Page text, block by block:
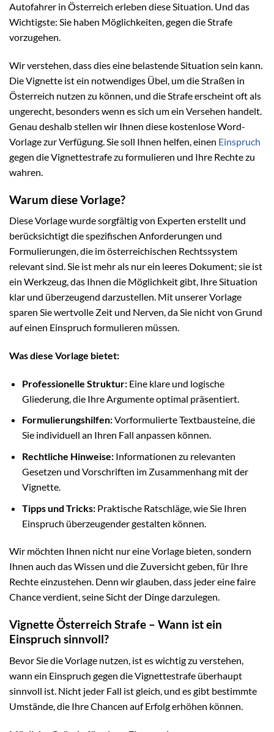
Autofahrer in Österreich erleben diese Situation. Und das
Wichtigste: Sie haben Möglichkeiten, gegen die Strafe
vorzugehen.
Wir verstehen, dass dies eine belastende Situation sein kann.
Die Vignette ist ein notwendiges Übel, um die Straßen in
Österreich nutzen zu können, und die Strafe erscheint oft als
ungerecht, besonders wenn es sich um ein Versehen handelt.
Genau deshalb stellen wir Ihnen diese kostenlose Word-
Vorlage zur Verfügung. Sie soll Ihnen helfen, einen Einspruch
gegen die Vignettestrafe zu formulieren und Ihre Rechte zu
wahren.
Warum diese Vorlage?
Diese Vorlage wurde sorgfältig von Experten erstellt und
berücksichtigt die spezifischen Anforderungen und
Formulierungen, die im österreichischen Rechtssystem
relevant sind. Sie ist mehr als nur ein leeres Dokument; sie ist
ein Werkzeug, das Ihnen die Möglichkeit gibt, Ihre Situation
klar und überzeugend darzustellen. Mit unserer Vorlage
sparen Sie wertvolle Zeit und Nerven, da Sie nicht von Grund
auf einen Einspruch formulieren müssen.
Was diese Vorlage bietet:
Professionelle Struktur:Eine klare und logische
Gliederung, die Ihre Argumente optimal präsentiert.
Formulierungshilfen:Vorformulierte Textbausteine, die
Sie individuell an Ihren Fall anpassen können.
Rechtliche Hinweise:Informationen zu relevanten
Gesetzen und Vorschriften im Zusammenhang mit der
Vignette.
Tipps und Tricks:Praktische Ratschläge, wie Sie Ihren
Einspruch überzeugender gestalten können.
Wir möchten Ihnen nicht nur eine Vorlage bieten, sondern
Ihnen auch das Wissen und die Zuversicht geben, für Ihre
Rechte einzustehen. Denn wir glauben, dass jeder eine faire
Chance verdient, seine Sicht der Dinge darzulegen.
Vignette Österreich Strafe – Wann ist ein
Einspruch sinnvoll?
Bevor Sie die Vorlage nutzen, ist es wichtig zu verstehen,
wann ein Einspruch gegen die Vignettestrafe überhaupt
sinnvoll ist. Nicht jeder Fall ist gleich, und es gibt bestimmte
Umstände, die Ihre Chancen auf Erfolg erhöhen können.